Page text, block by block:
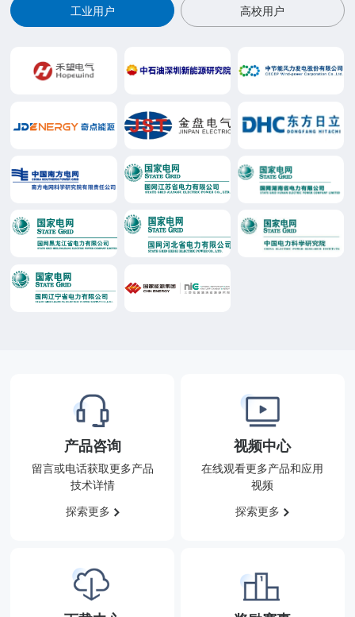
工业用户 高校用户
产品咨询
留言或电话获取更多产品
技术详情
探索更多
视频中心
在线观看更多产品和应用
视频
探索更多